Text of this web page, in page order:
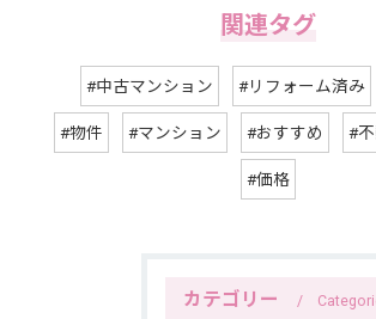
関連タグ
#中古マンション #リフォーム済み
#物件 #マンション #おすすめ #
#価格
カテゴリー